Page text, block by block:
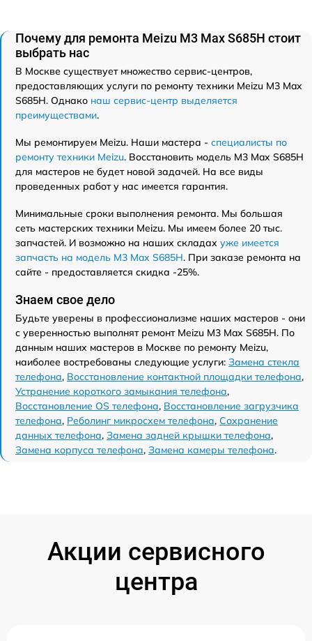
Почему для ремонта Meizu M3 Max S685H стоит
выбрать нас
В Москве существует множество сервис-центров,
предоставляющих услуги по ремонту техники Meizu M3 Max
S685H. Однако наш сервис-центр выделяется
преимуществами.
Мы ремонтируем Meizu. Наши мастера - специалисты по
ремонту техники Meizu. Восстановить модель M3 Max S685H
для мастеров не будет новой задачей. На все виды
проведенных работ у нас имеется гарантия.
Минимальные сроки выполнения ремонта. Мы большая
сеть мастерских техники Meizu. Мы имеем более 20 тыс.
запчастей. И возможно на наших складах уже имеется
запчасть на модель M3 Max S685H. При заказе ремонта на
сайте - предоставляется скидка -25%.
Знаем свое дело
Будьте уверены в профессионализме наших мастеров - они
с уверенностью выполнят ремонт Meizu M3 Max S685H. По
данным наших мастеров в Москве по ремонту Meizu,
наиболее востребованы следующие услуги: Замена стекла
телефона, Восстановление контактной площадки телефона,
Устранение короткого замыкания телефона,
Восстановление OS телефона, Восстановление загрузчика
телефона, Реболинг микросхем телефона, Сохранение
данных телефона, Замена задней крышки телефона,
Замена корпуса телефона, Замена камеры телефона.
Акции сервисного
центра